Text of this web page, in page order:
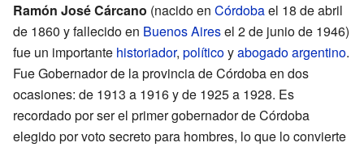
Ramón José Cárcano (nacido en Córdobael 18 de abril
de 1860 y fallecido en Buenos Airesel 2 de junio de 1946)
fue un importante historiador, políticoyabogadoargentino.
Fue Gobernador de la provincia de Córdoba en dos
ocasiones: de 1913 a 1916 y de 1925 a 1928. Es
recordado por ser el primer gobernador de Córdoba
elegido por voto secreto para hombres, lo que lo convierte